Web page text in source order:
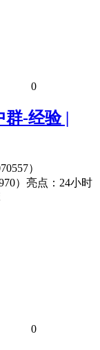
0
群-经验 |
）
）亮点：24小时
0